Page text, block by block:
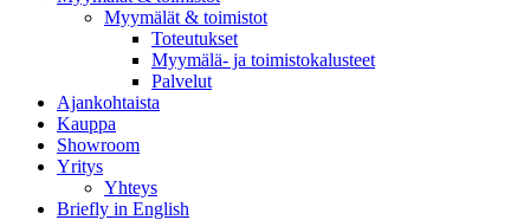
Myymälät & toimistot
Toteutukset
Myymälä- ja toimistokalusteet
Palvelut
Ajankohtaista
Kauppa
Showroom
Yritys
Yhteys
Briefly in English